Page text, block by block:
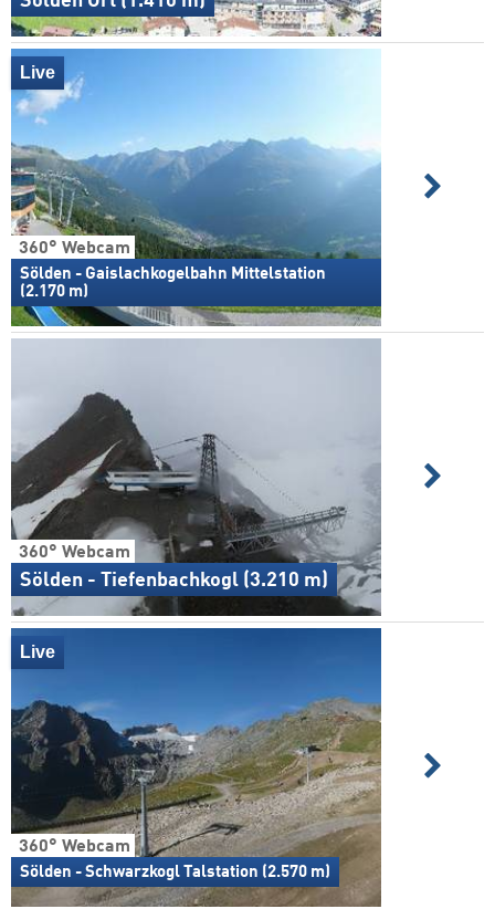
360° Webcam
Sölden - Gaislachkogelbahn Mittelstation
(2.170 m)
Live
360° Webcam
Sölden - Tiefenbachkogl (3.210 m)
360° Webcam
Sölden - Schwarzkogl Talstation (2.570 m)
Live